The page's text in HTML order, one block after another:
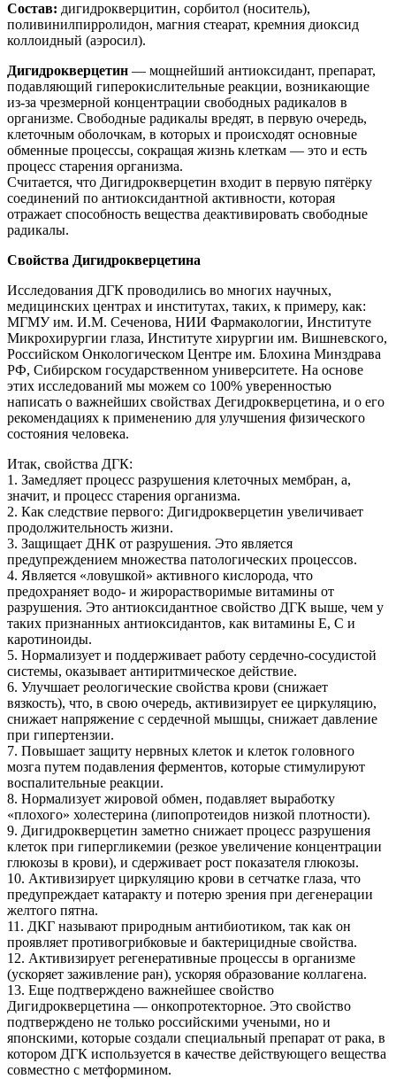
Состав: дигидрокверцитин, сорбитол (носитель),
поливинилпирролидон, магния стеарат, кремния диоксид
коллоидный (аэросил).
Дигидрокверцетин — мощнейший антиоксидант, препарат,
подавляющий гиперокислительные реакции, возникающие
из-за чрезмерной концентрации свободных радикалов в
организме. Свободные радикалы вредят, в первую очередь,
клеточным оболочкам, в которых и происходят основные
обменные процессы, сокращая жизнь клеткам — это и есть
процесс старения организма.
Считается, что Дигидрокверцетин входит в первую пятёрку
соединений по антиоксидантной активности, которая
отражает способность вещества деактивировать свободные
радикалы.
Свойства Дигидрокверцетина
Исследования ДГК проводились во многих научных,
медицинских центрах и институтах, таких, к примеру, как:
МГМУ им. И.М. Сеченова, НИИ Фармакологии, Институте
Микрохирургии глаза, Институте хирургии им. Вишневского,
Российском Онкологическом Центре им. Блохина Минздрава
РФ, Сибирском государственном университете. На основе
этих исследований мы можем со 100% уверенностью
написать о важнейших свойствах Дегидрокверцетина, и о его
рекомендациях к применению для улучшения физического
состояния человека.
Итак, свойства ДГК:
1. Замедляет процесс разрушения клеточных мембран, а,
значит, и процесс старения организма.
2. Как следствие первого: Дигидрокверцетин увеличивает
продолжительность жизни.
3. Защищает ДНК от разрушения. Это является
предупреждением множества патологических процессов.
4. Является «ловушкой» активного кислорода, что
предохраняет водо- и жирорастворимые витамины от
разрушения. Это антиоксидантное свойство ДГК выше, чем у
таких признанных антиоксидантов, как витамины Е, С и
каротиноиды.
5. Нормализует и поддерживает работу сердечно-сосудистой
системы, оказывает антиритмическое действие.
6. Улучшает реологические свойства крови (снижает
вязкость), что, в свою очередь, активизирует ее циркуляцию,
снижает напряжение с сердечной мышцы, снижает давление
при гипертензии.
7. Повышает защиту нервных клеток и клеток головного
мозга путем подавления ферментов, которые стимулируют
воспалительные реакции.
8. Нормализует жировой обмен, подавляет выработку
«плохого» холестерина (липопротеидов низкой плотности).
9. Дигидрокверцетин заметно снижает процесс разрушения
клеток при гипергликемии (резкое увеличение концентрации
глюкозы в крови), и сдерживает рост показателя глюкозы.
10. Активизирует циркуляцию крови в сетчатке глаза, что
предупреждает катаракту и потерю зрения при дегенерации
желтого пятна.
11. ДКГ называют природным антибиотиком, так как он
проявляет противогрибковые и бактерицидные свойства.
12. Активизирует регенеративные процессы в организме
(ускоряет заживление ран), ускоряя образование коллагена.
13. Еще подтверждено важнейшее свойство
Дигидрокверцетина — онкопротекторное. Это свойство
подтверждено не только российскими учеными, но и
японскими, которые создали специальный препарат от рака, в
котором ДГК используется в качестве действующего вещества
совместно с метформином.